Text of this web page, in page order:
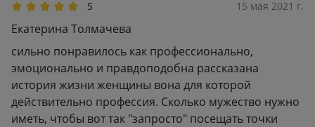
5 15 мая 2021 г.
Екатерина Толмачева
сильно понравилось как профессионально,
эмоционально и правдоподобна рассказана
история жизни женщины вона для которой
действительно профессия. Сколько мужество нужно
иметь, чтобы вот так "запросто" посещать точки